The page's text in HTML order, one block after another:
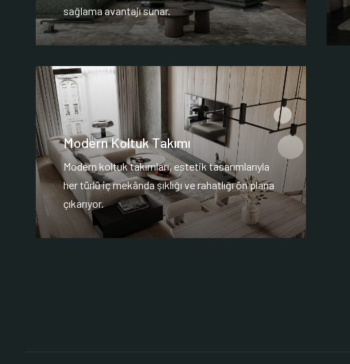
sağlama avantajı sunar.
Modern Koltuk Takımı
Modern koltuk takımları, estetik tasarımlarıyla
her türlü iç mekânda şıklığı ve rahatlığı ön plana
çıkarıyor.